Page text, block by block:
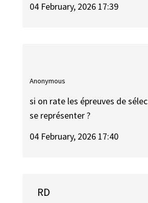
04 February, 2026 17:39
Anonymous
si on rate les épreuves de
se représenter ?
04 February, 2026 17:40
RD